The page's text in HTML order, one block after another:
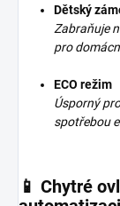
Dětský
Zabraňuje
pro
ECO režim
Úsporný
spotřebou
📱 Chytré